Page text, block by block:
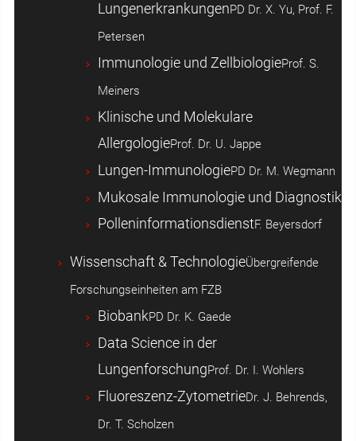
LungenerkrankungenPD Dr. X. Yu, Prof. F.
Petersen
Immunologie und ZellbiologieProf. S.
Meiners
Klinische und Molekulare
AllergologieProf. Dr. U. Jappe
Lungen-ImmunologiePD Dr. M. Wegmann
Mukosale Immunologie und Diagnostik
PolleninformationsdienstF. Beyersdorf
Wissenschaft & TechnologieÜbergreifende
Forschungseinheiten am FZB
BiobankPD Dr. K. Gaede
Data Science in der
LungenforschungProf. Dr. I. Wohlers
Fluoreszenz-ZytometrieDr. J. Behrends,
Dr. T. Scholzen